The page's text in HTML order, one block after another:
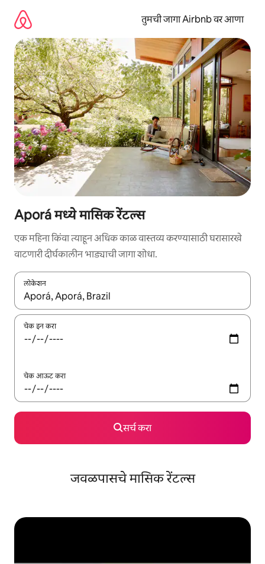
तुमची जागा Airbnb वर आणा
Aporá मध्ये मासिक रेंटल्स
एक महिना किंवा त्याहून अधिक काळ वास्तव्य करण्यासाठी घरासारखे
वाटणारी दीर्घकालीन भाड्याची जागा शोधा.
लोकेशन
जेव्हा परिणाम उपलब्ध असतील, तेव्हा वरच्या आणि खाली बाणांच्या किजसह
चेक इन करा
चेक आऊट करा
सर्च करा
जवळपासचे मासिक रेंटल्स